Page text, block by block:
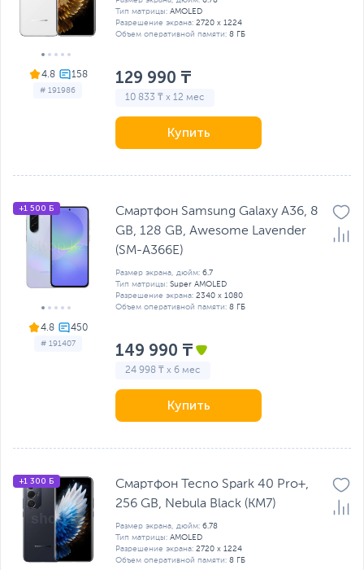
4.8
# 191986
Тип матрицы: AMOLED
Разрешение экрана: 2720 х 1224
Объем оперативной памяти: 8 ГБ
129 990 ₸
10 833 ₸ x 12 мес
Купить
4.8
# 191407
+1 500 Б
Смартфон Samsung Galaxy A36, 8
GB, 128 GB, Awesome Lavender
(SM-A366E)
Размер экрана, дюйм: 6.7
Тип матрицы: Super AMOLED
Разрешение экрана: 2340 x 1080
Объем оперативной памяти: 8 ГБ
149 990 ₸
24 998 ₸ x 6 мес
Купить
+1 300 Б
Смартфон Tecno Spark 40 Pro+,
256 GB, Nebula Black (KM7)
Размер экрана, дюйм: 6.78
Тип матрицы: AMOLED
Разрешение экрана: 2720 х 1224
Объем оперативной памяти: 8 ГБ